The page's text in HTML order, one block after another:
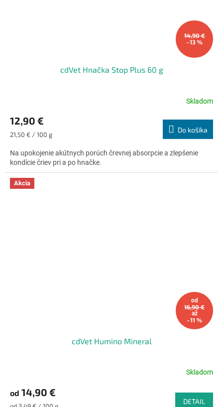
14,90 €
–13 %
cdVet Hnačka Stop Plus 60 g
produktu
4,9
z
5
Skladom
12,90 €
Jednotková
21,50 € / 100 g
Do košíka
Na upokojenie akútnych porúch črevnej absorpcie a zlepšenie
kondície čriev pri a po hnačke.
Akcia
od
16,90 €
až
–11 %
cdVet Humino Mineral
produktu
Skladom
od 14,90 €
Jednotková DETAIL